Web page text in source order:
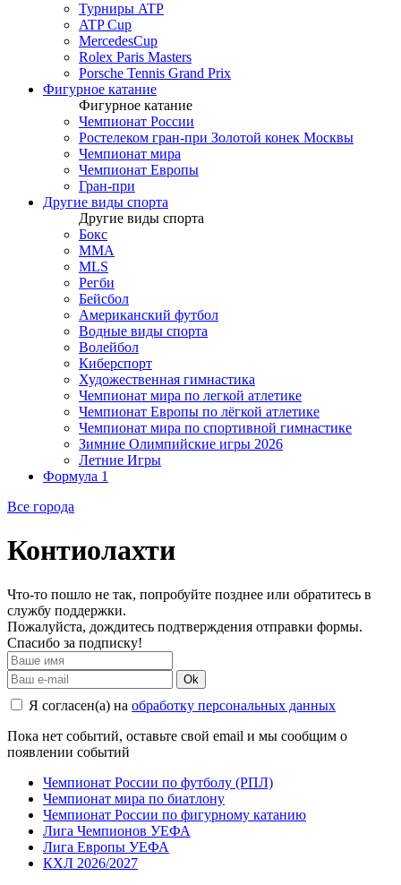
Турниры ATP
ATP Cup
MercedesCup
Rolex Paris Masters
Porsche Tennis Grand Prix
Фигурное катание
Фигурное катание
Чемпионат России
Ростелеком гран-при Золотой конек Москвы
Чемпионат мира
Чемпионат Европы
Гран-при
Другие виды спорта
Другие виды спорта
Бокс
MMA
MLS
Регби
Бейсбол
Американский футбол
Водные виды спорта
Волейбол
Киберспорт
Художественная гимнастика
Чемпионат мира по легкой атлетике
Чемпионат Европы по лёгкой атлетике
Чемпионат мира по спортивной гимнастике
Зимние Олимпийские игры 2026
Летние Игры
Формула 1
Все города
Контиолахти
Что-то пошло не так, попробуйте позднее или обратитесь в
службу поддержки.
Пожалуйста, дождитесь подтверждения отправки формы.
Спасибо за подписку!
Ok
Я согласен(а) на обработку персональных данных
Пока нет событий, оставьте свой email и мы сообщим о
появлении событий
Чемпионат России по футболу (РПЛ)
Чемпионат мира по биатлону
Чемпионат России по фигурному катанию
Лига Чемпионов УЕФА
Лига Европы УЕФА
КХЛ 2026/2027